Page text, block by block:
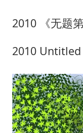
2010 《无题
2010